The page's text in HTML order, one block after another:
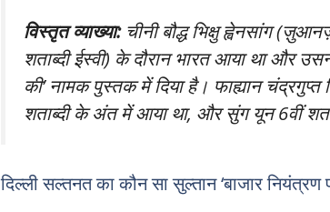
विस्तृत व्याख्या:चीनी बौद्ध भिक्षु ह्वेनसांग
शताब्दी ईस्वी) के दौरान भारत आया था और
की’ नामक पुस्तक में दिया है। फाह्यान चंद्रगुप्त
शताब्दी के अंत में आया था, और सुंग यून 6वीं
दिल्ली सल्तनत का कौन सा सुल्तान ‘बाजार नियंत्रण